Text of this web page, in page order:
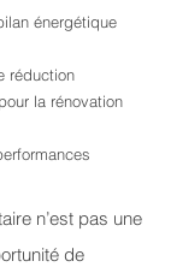
énergétique
réduction
la rénovation
n’est pas une
de